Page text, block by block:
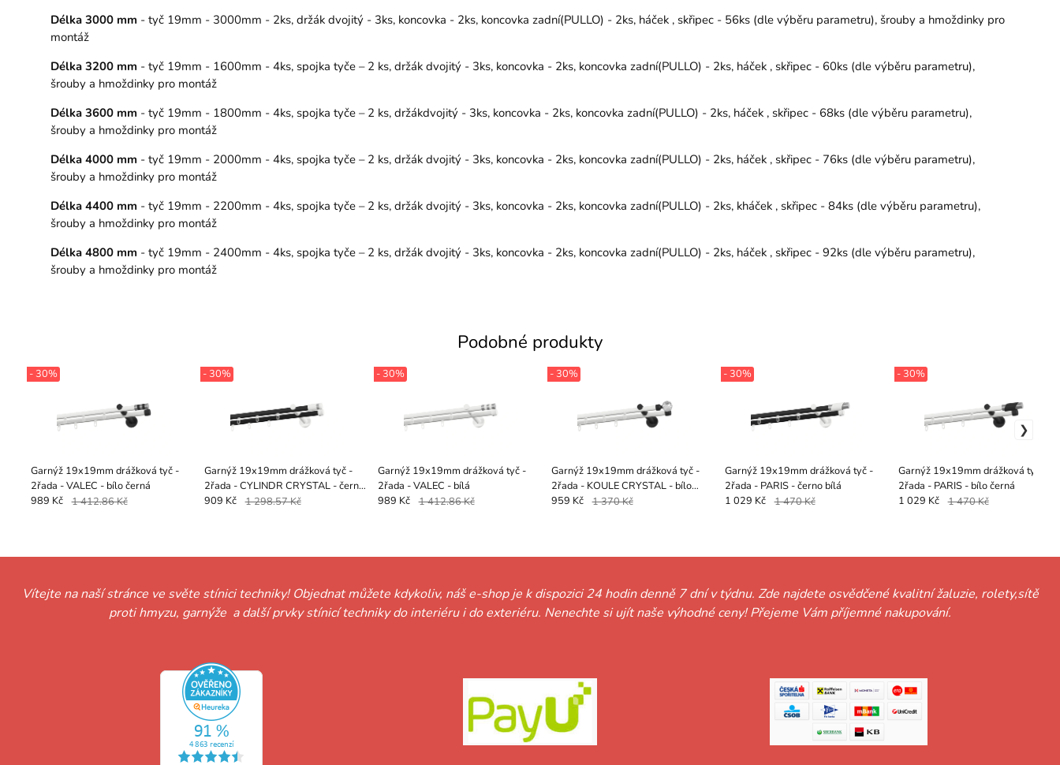
Délka 3000 mm - tyč 19mm - 3000mm - 2ks, držák dvojitý - 3ks, koncovka - 2ks, koncovka zadní(PULLO) - 2ks, háček , skřipec - 56ks (dle výběru parametru), šrouby a hmoždinky pro
montáž
Délka 3200 mm - tyč 19mm - 1600mm - 4ks, spojka tyče – 2 ks, držák dvojitý - 3ks, koncovka - 2ks, koncovka zadní(PULLO) - 2ks, háček , skřipec - 60ks (dle výběru parametru),
šrouby a hmoždinky pro montáž
Délka 3600 mm - tyč 19mm - 1800mm - 4ks, spojka tyče – 2 ks, držákdvojitý - 3ks, koncovka - 2ks, koncovka zadní(PULLO) - 2ks, háček , skřipec - 68ks (dle výběru parametru),
šrouby a hmoždinky pro montáž
Délka 4000 mm - tyč 19mm - 2000mm - 4ks, spojka tyče – 2 ks, držák dvojitý - 3ks, koncovka - 2ks, koncovka zadní(PULLO) - 2ks, háček , skřipec - 76ks (dle výběru parametru),
šrouby a hmoždinky pro montáž
Délka 4400 mm - tyč 19mm - 2200mm - 4ks, spojka tyče – 2 ks, držák dvojitý - 3ks, koncovka - 2ks, koncovka zadní(PULLO) - 2ks, kháček , skřipec - 84ks (dle výběru parametru),
šrouby a hmoždinky pro montáž
Délka 4800 mm - tyč 19mm - 2400mm - 4ks, spojka tyče – 2 ks, držák dvojitý - 3ks, koncovka - 2ks, koncovka zadní(PULLO) - 2ks, háček , skřipec - 92ks (dle výběru parametru),
šrouby a hmoždinky pro montáž
Podobné produkty
Garnýž 19x19mm drážková tyč -
2řada - VALEC - bílo černá
- 30%
989 Kč 1 412.86 Kč
Garnýž 19x19mm drážková tyč -
2řada - CYLINDR CRYSTAL - černo
bílá
- 30%
909 Kč 1 298.57 Kč
Garnýž 19x19mm drážková tyč -
2řada - VALEC - bílá
- 30%
989 Kč 1 412.86 Kč
Garnýž 19x19mm drážková tyč -
2řada - KOULE CRYSTAL - bílo
černá
- 30%
959 Kč 1 370 Kč
Garnýž 19x19mm drážková tyč -
2řada - PARIS - černo bílá
- 30%
1 029 Kč 1 470 Kč
Garnýž 19x19mm drážková tyč -
2řada - PARIS - bílo černá
- 30%
1 029 Kč 1 470 Kč
Vítejte na naší stránce ve světe stínici techniky! Objednat můžete kdykoliv, náš e-shop je k dispozici 24 hodin denně 7 dní v týdnu. Zde najdete osvědčené kvalitní žaluzie, rolety,sítě
proti hmyzu, garnýže a další prvky stínicí techniky do interiéru i do exteriéru. Nenechte si ujít naše výhodné ceny! Přejeme Vám příjemné nakupování.